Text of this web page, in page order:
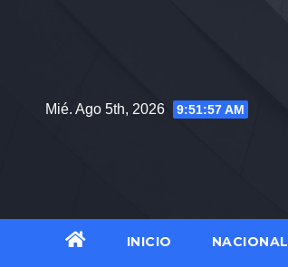
Mié. Ago 5th, 2026 9:51:59 AM
INICIO NACIONAL